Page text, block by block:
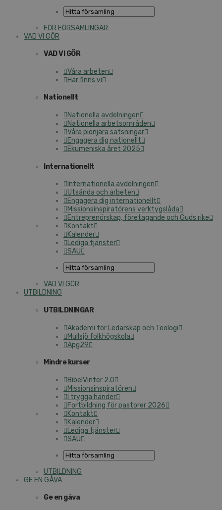
FÖR FÖRSAMLINGAR
VAD VI GÖR
VAD VI GÖR
Våra arbeten
Här finns vi
Nationellt
Nationella avdelningen
Nationella arbetsområden
Våra pionjära satsningar
Engagera dig nationellt
Ekumeniska året 2025
Internationellt
Internationella avdelningen
Utsända och arbeten
Engagera dig internationellt
Missionsinspiratörens verktygslåda
Entreprenörskap, företagande och Guds rike
Kontakt
Kalender
Lediga tjänster
SAU
VAD VI GÖR
UTBILDNING
UTBILDNINGAR
Akademi för Ledarskap och Teologi
Mullsjö folkhögskola
Apg29
Mindre kurser
BibelVinter 2.0
Missionsinspiratören
I trygga händer
Fortbildning för pastorer 2026
Kontakt
Kalender
Lediga tjänster
SAU
UTBILDNING
GE EN GÅVA
Ge en gåva